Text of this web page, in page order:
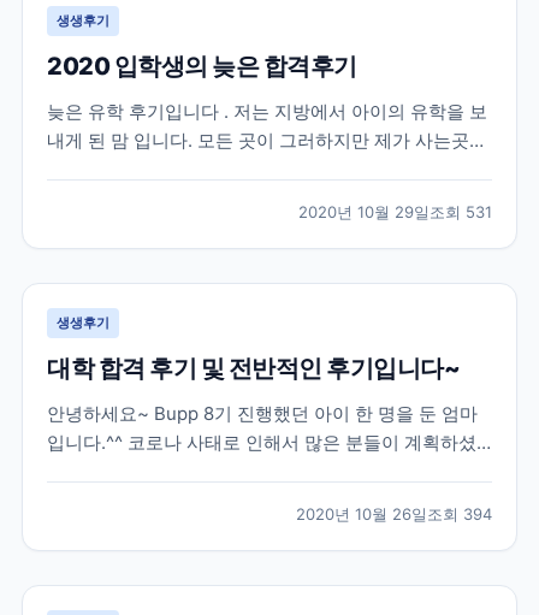
생생후기
2020 입학생의 늦은 합격후기
늦은 유학 후기입니다 . 저는 지방에서 아이의 유학을 보
내게 된 맘 입니다. 모든 곳이 그러하지만 제가 사는곳은
아보게 되었습니다 . 인터넷으로 “ 유학원 ” 을 검색해서
2-3 군데 전화를 했는데 대부분 바...
2020년 10월 29일조회 531
생생후기
대학 합격 후기 및 전반적인 후기입니다~
안녕하세요~ Bupp 8기 진행했던 아이 한 명을 둔 엄마
입니다.^^ 코로나 사태로 인해서 많은 분들이 계획하셨
이 될까 해서 늦게나마 작성해봅니다.*^^* 저희 아이는
한국에서 고3 수능까지 응시한 후 재수를 결정했던...
2020년 10월 26일조회 394